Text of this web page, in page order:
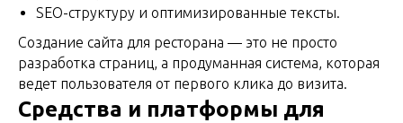
SEO-структуру и оптимизированные тексты.
Создание сайта для ресторана — это не просто
разработка страниц, а продуманная система, которая
ведет пользователя от первого клика до визита.
Средства и платформы для